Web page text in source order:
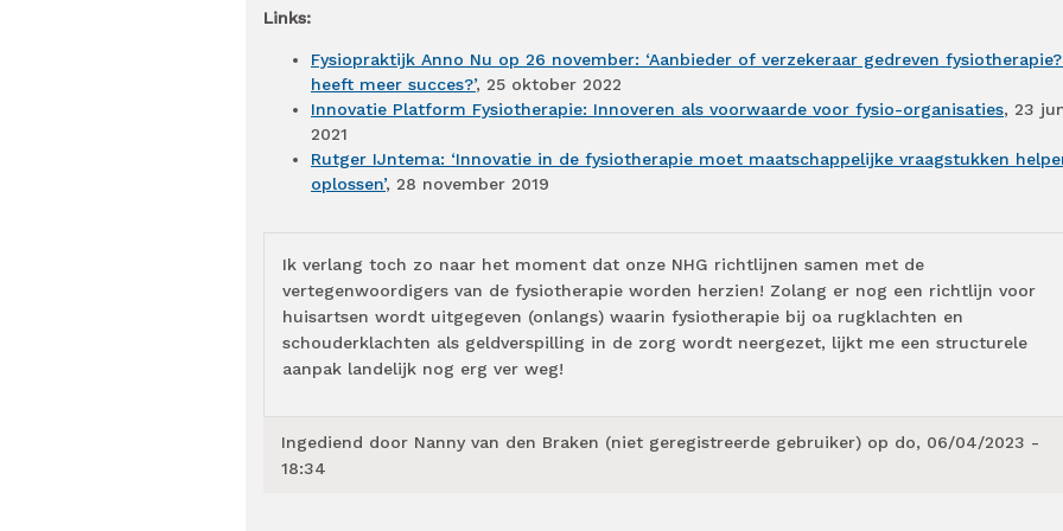
Links:
Fysiopraktijk Anno Nu op 26 november: ‘Aanbieder of verzekeraar gedreven
heeft meer succes?’, 25 oktober 2022
Innovatie Platform Fysiotherapie: Innoveren als voorwaarde voor fysio-organisaties, 23
2021
Rutger IJntema: ‘Innovatie in de fysiotherapie moet maatschappelijke vraagstukken
oplossen’, 28 november 2019
Ik verlang toch zo naar het moment dat onze NHG richtlijnen samen met de
vertegenwoordigers van de fysiotherapie worden herzien! Zolang er nog een richtlijn voor
huisartsen wordt uitgegeven (onlangs) waarin fysiotherapie bij oa rugklachten en
schouderklachten als geldverspilling in de zorg wordt neergezet, lijkt me een structurele
aanpak landelijk nog erg ver weg!
Ingediend door Nanny van den Braken (niet geregistreerde gebruiker) op do, 06/04/2023 -
18:34